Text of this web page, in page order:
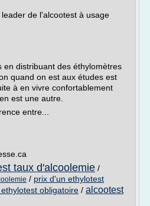
de l'alcootest à usage
en distribuant des éthylomètres
quand on est aux études est
à en vivre confortablement
est une autre.
entre...
taux d'alcoolemie /
/ prix d'un ethylotest
obligatoire / alcootest